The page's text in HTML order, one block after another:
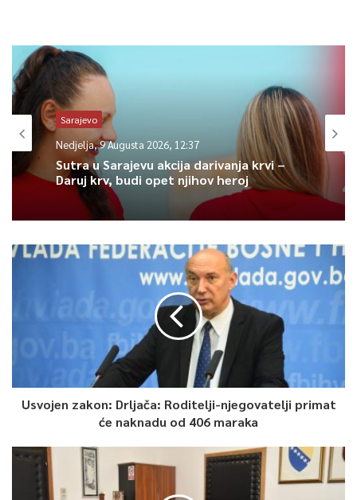
Sarajevo
Nedjelja, 9 Augusta 2026, 12:37
Sutra u Sarajevu akcija darivanja krvi –
Daruj krv, budi opet njihov heroj
Usvojen zakon: Drljača: Roditelji-njegovatelji primat
će naknadu od 406 maraka